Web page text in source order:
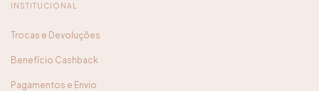
INSTITUCIONAL
Trocas e Devoluções
Benefício Cashback
Pagamentos e Envio